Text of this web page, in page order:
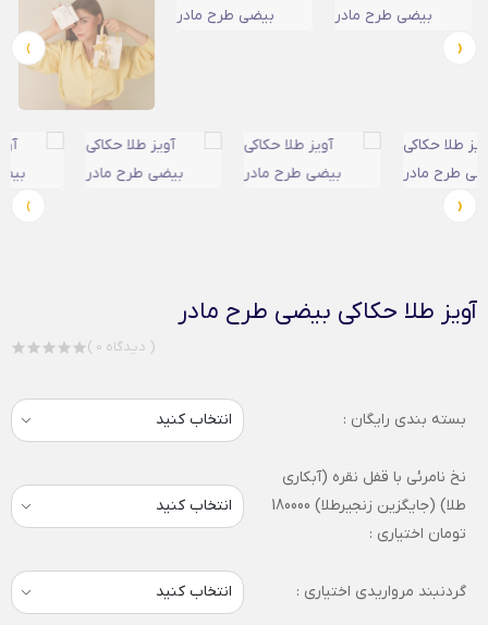
‹
›
‹
›
آویز طلا حکاکی بیضی طرح مادر
( 0 دیدگاه )
بسته بندی رایگان :
نخ نامرئی با قفل نقره (آبکاری
طلا) (جایگزین زنجیرطلا) 180000
تومان اختیاری :
گردنبند مرواریدی اختیاری :